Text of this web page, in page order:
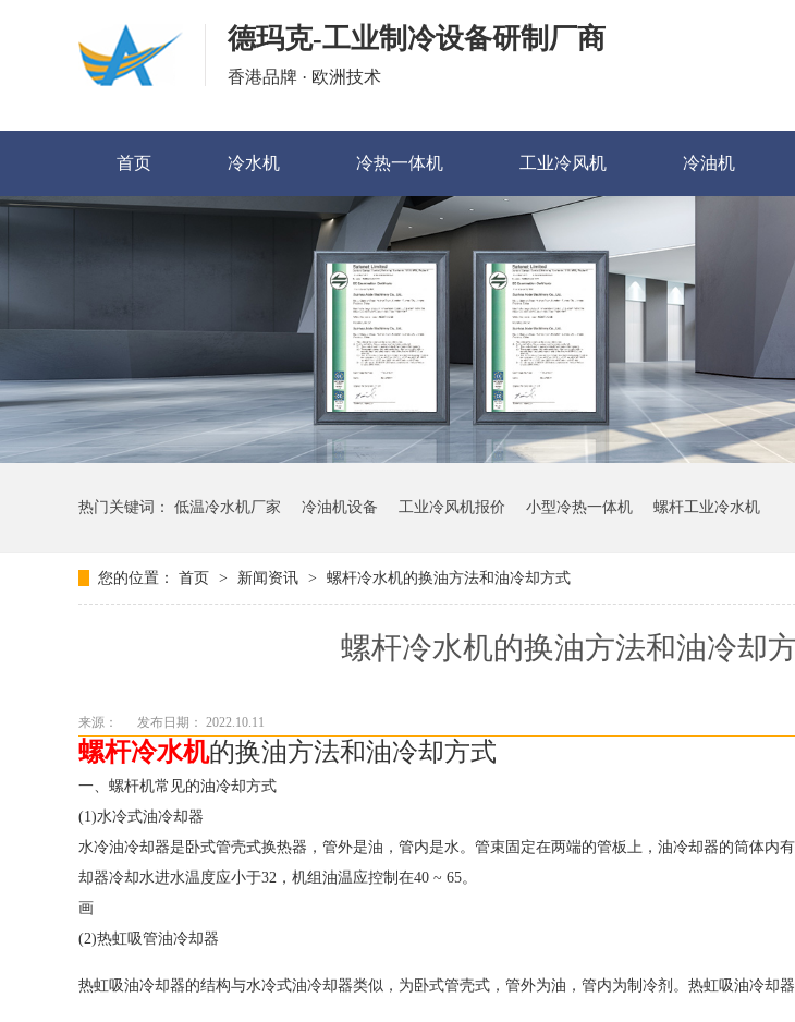
德玛克-工业制冷设备研制厂商
香港品牌 · 欧洲技术
首页 冷水机 冷热一体机 工业冷风机 冷油机
热门关键词： 低温冷水机厂家 冷油机设备 工业冷风机报价 小型冷热一体机 螺杆工业冷水机
您的位置： 首页 > 新闻资讯 > 螺杆冷水机的换油方法和油冷却方式
螺杆冷水机的换油方法和油冷却
来源： 发布日期： 2022.10.11
螺杆冷水机的换油方法和油冷却方式
一、螺杆机常见的油冷却方式
(1)水冷式油冷却器
水冷油冷却器是卧式管壳式换热器，管外是油，管内是水。管束固定在两端的管板上，油冷却器的筒体内
却器冷却水进水温度应小于32，机组油温应控制在40 ~ 65。
画
(2)热虹吸管油冷却器
热虹吸油冷却器的结构与水冷式油冷却器类似，为卧式管壳式，管外为油，管内为制冷剂。热虹吸油冷却